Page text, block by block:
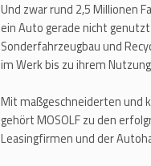
Und zwar rund 2,5 Millionen
ein Auto gerade nicht
Sonderfahrzeugbau und
im Werk bis zu ihrem
Mit maßgeschneiderten und
gehört MOSOLF zu den
Leasingfirmen und der